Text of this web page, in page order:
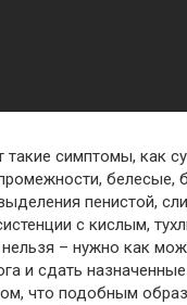
такие симптомы, как
белесые,
пенистой,
с кислым,
– нужно как
и сдать
что подобным